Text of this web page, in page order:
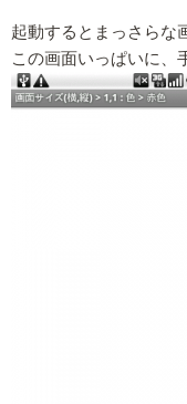
起動するとまっさらな
この画面いっぱいに、